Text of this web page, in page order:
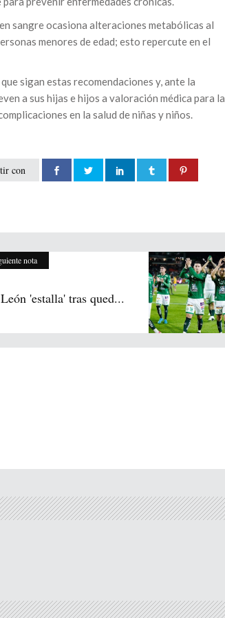
sangre ocasiona alteraciones metabólicas al
menores de edad; esto repercute en el
sigan estas recomendaciones y, ante la
a sus hijas e hijos a valoración médica para la
en la salud de niñas y niños.
con
nota
León 'estalla' tras qued...